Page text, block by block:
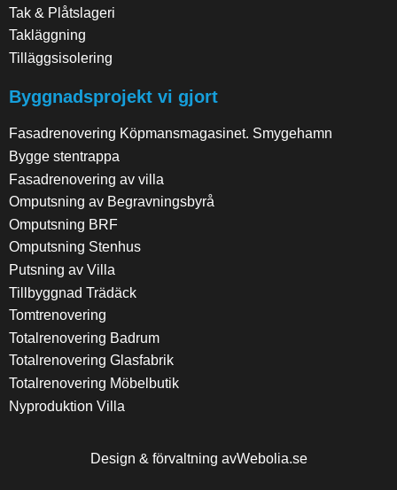
Tak & Plåtslageri
Takläggning
Tilläggsisolering
Byggnadsprojekt vi gjort
Fasadrenovering Köpmansmagasinet. Smygehamn
Bygge stentrappa
Fasadrenovering av villa
Omputsning av Begravningsbyrå
Omputsning BRF
Omputsning Stenhus
Putsning av Villa
Tillbyggnad Trädäck
Tomtrenovering
Totalrenovering Badrum
Totalrenovering Glasfabrik
Totalrenovering Möbelbutik
Nyproduktion Villa
Design & förvaltning avWebolia.se